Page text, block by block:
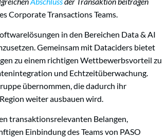
Corporate Transactions Teams.
in den Bereichen Data & AI
Gemeinsam mit Dataciders bietet
zu einem richtigen Wettbewerbsvorteil zu
und Echtzeitüberwachung.
übernommen, die dadurch ihr
weiter ausbauen wird.
transaktionsrelevanten Belangen,
Einbindung des Teams von PASO